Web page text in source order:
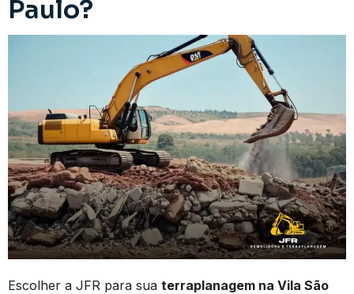
Paulo?
Escolher a JFR para sua terraplanagem na Vila São